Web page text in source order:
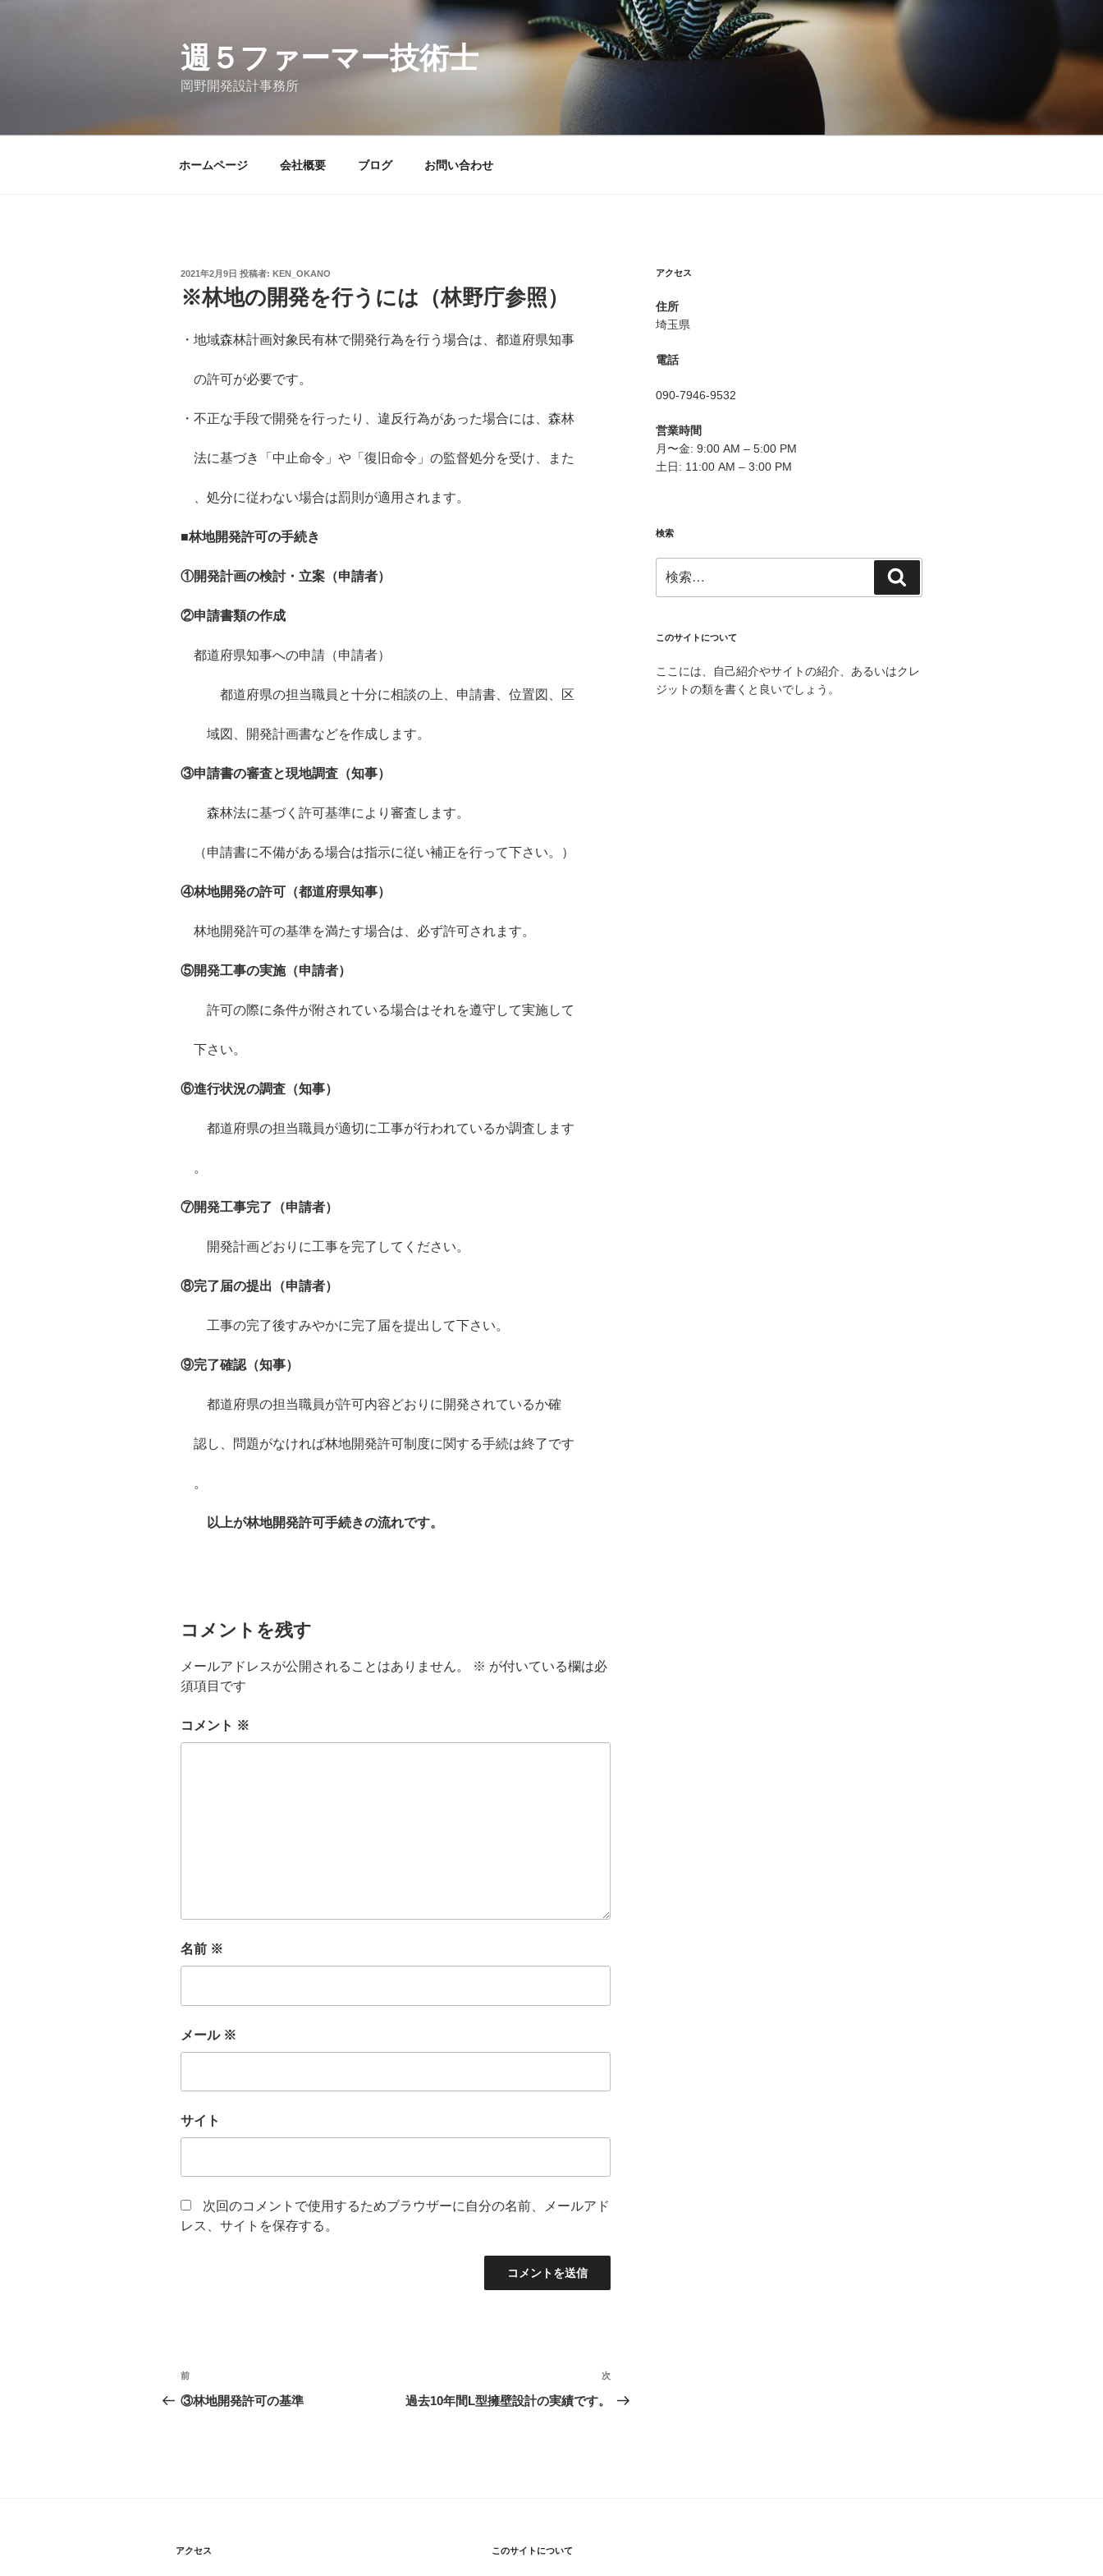
週５ファーマー技術士
岡野開発設計事務所
ホームページ 会社概要 ブログ お問い合わせ
投
日:
2021年2月9日 投稿者: KEN_OKANO
※林地の開発を行うには（林野庁参照）
・地域森林計画対象民有林で開発行為を行う場合は、都道府県知事
の許可が必要です。
・不正な手段で開発を行ったり、違反行為があった場合には、森林
法に基づき「中止命令」や「復旧命令」の監督処分を受け、また
、処分に従わない場合は罰則が適用されます。
■林地開発許可の手続き
①開発計画の検討・立案（申請者）
②申請書類の作成
都道府県知事への申請（申請者）
都道府県の担当職員と十分に相談の上、申請書、位置図、区
域図、開発計画書などを作成します。
③申請書の審査と現地調査（知事）
森林法に基づく許可基準により審査します。
（申請書に不備がある場合は指示に従い補正を行って下さい。）
④林地開発の許可（都道府県知事）
林地開発許可の基準を満たす場合は、必ず許可されます。
⑤開発工事の実施（申請者）
許可の際に条件が附されている場合はそれを遵守して実施して
下さい。
⑥進行状況の調査（知事）
都道府県の担当職員が適切に工事が行われているか調査します
。
⑦開発工事完了（申請者）
開発計画どおりに工事を完了してください。
⑧完了届の提出（申請者）
工事の完了後すみやかに完了届を提出して下さい。
⑨完了確認（知事）
都道府県の担当職員が許可内容どおりに開発されているか確
認し、問題がなければ林地開発許可制度に関する手続は終了です
。
以上が林地開発許可手続きの流れです。
コメントを残す
メールアドレスが公開されることはありません。 ※ が付いている欄は必
須項目です
コメント ※
名前 ※
メール ※
サイト
次回のコメントで使用するためブラウザーに自分の名前、メールアド
レス、サイトを保存する。
投
稿
シ
前
の
前
③林地開発許可の基準
次
の
次
過去10年間L型擁壁設計の実績です。
アクセス
住所
埼玉県
電話
090-7946-9532
営業時間
月〜金: 9:00 AM – 5:00 PM
土日: 11:00 AM – 3:00 PM
検索
索:
索
このサイトについて
ここには、自己紹介やサイトの紹介、あるいはクレ
ジットの類を書くと良いでしょう。
アクセス このサイトについて